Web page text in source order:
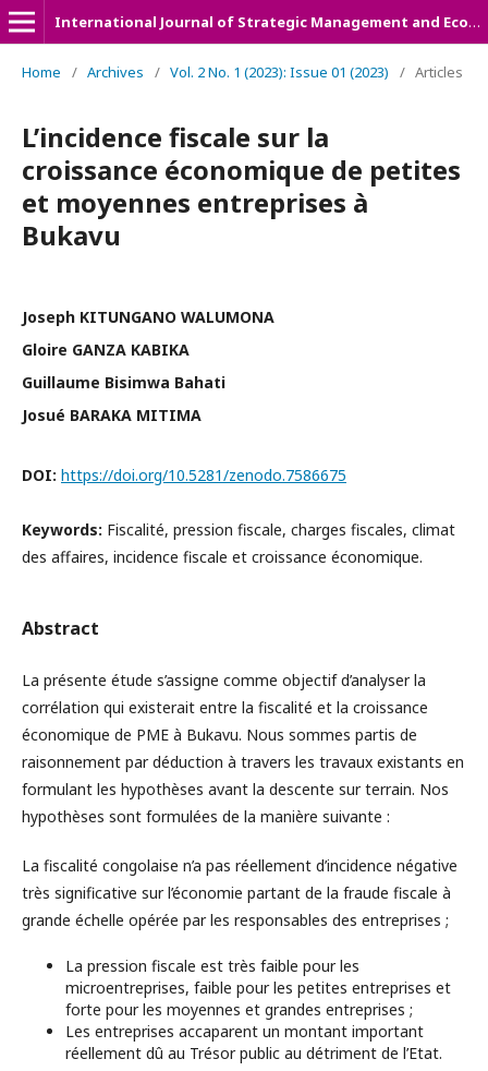
International Journal of Strategic Management and Economic Studies (IJSMES)
Home / Archives / Vol. 2 No. 1 (2023): Issue 01 (2023) / Articles
L’incidence fiscale sur la
croissance économique de petites
et moyennes entreprises à
Bukavu
Joseph KITUNGANO WALUMONA
Gloire GANZA KABIKA
Guillaume Bisimwa Bahati
Josué BARAKA MITIMA
DOI: https://doi.org/10.5281/zenodo.7586675
Keywords: Fiscalité, pression fiscale, charges fiscales, climat
des affaires, incidence fiscale et croissance économique.
Abstract
La présente étude s’assigne comme objectif d’analyser la
corrélation qui existerait entre la fiscalité et la croissance
économique de PME à Bukavu. Nous sommes partis de
raisonnement par déduction à travers les travaux existants en
formulant les hypothèses avant la descente sur terrain. Nos
hypothèses sont formulées de la manière suivante :
La fiscalité congolaise n’a pas réellement d’incidence négative
très significative sur l’économie partant de la fraude fiscale à
grande échelle opérée par les responsables des entreprises ;
La pression fiscale est très faible pour les
microentreprises, faible pour les petites entreprises et
forte pour les moyennes et grandes entreprises ;
Les entreprises accaparent un montant important
réellement dû au Trésor public au détriment de l’Etat.